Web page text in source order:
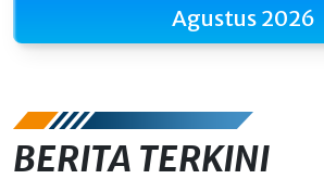
Agustus 2026
BERITA TERKINI